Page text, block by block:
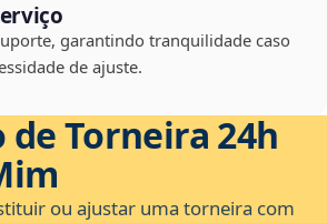
garantindo tranquilidade caso
de ajuste.
Torneira 24h
ou ajustar uma torneira com